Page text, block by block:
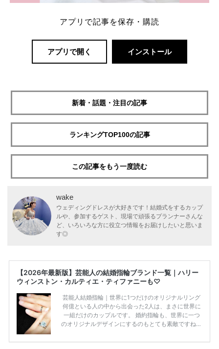
アプリで記事を保存・購読
アプリで開く インストール
新着・話題・注目の記事
ランキングTOP100の記事
この記事をもう一度読む
wake
ウェディングドレスが大好きです！結婚式をするカップ
ルや、参加するゲスト、現場で頑張るプランナーさんな
ど、いろいろな方に役立つ情報をお届けしたいと思いま
す◎
【2026年最新版】芸能人の結婚指輪ブランド一覧｜ハリー
ウィンストン・カルティエ・ティファニーも♡
芸能人結婚指輪｜世界に1つだけのオリジナルリング
何億といる人の中から出会った2人は、まさに世界に
一組だけのカップルです。 婚約指輪も、世界に一つ
のオリジナルデザインにするのもとても素敵ですね♡
のを形にするのも想い出になります。 上戸彩さん・H